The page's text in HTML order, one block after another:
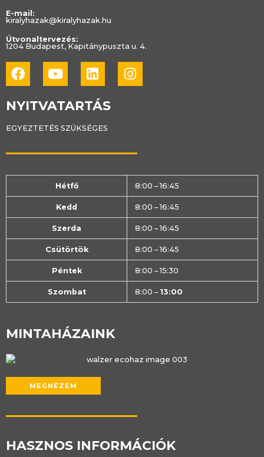
E-mail:
kiralyhazak@kiralyhazak.hu
Útvonaltervezés:
1204 Budapest, Kapitánypuszta u. 4.
FacebookYoutubeLinkedinInstagram
NYITVATARTÁS
EGYEZTETÉS SZÜKSÉGES
Hétfő 8:00 – 16:45
Kedd 8:00 – 16:45
Szerda 8:00 – 16:45
Csütörtök 8:00 – 16:45
Péntek 8:00 – 15:30
Szombat 8:00 – 13:00
MINTAHÁZAINK
MEGNÉZEM
HASZNOS INFORMÁCIÓK